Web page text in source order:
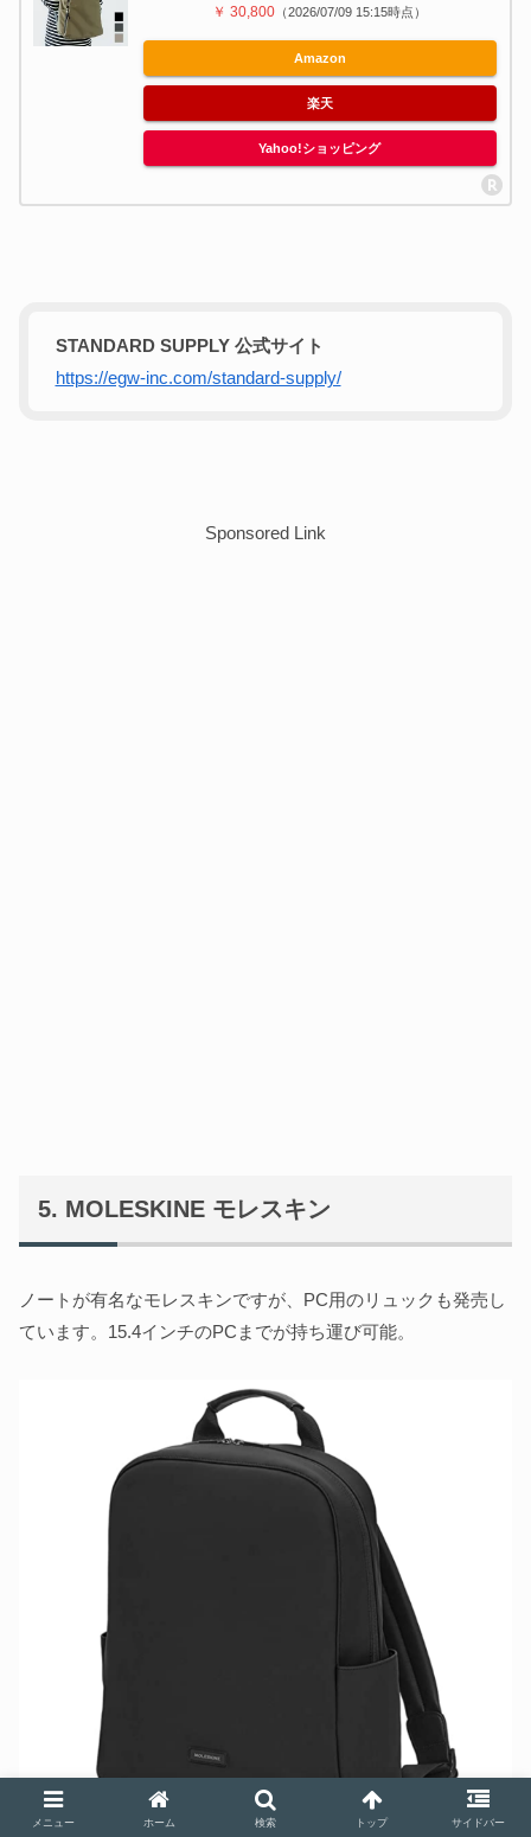
￥ 30,800 （2026/07/09 15:15時点）
Amazon
楽天
Yahoo!ショッピング
STANDARD SUPPLY 公式サイト
https://egw-inc.com/standard-supply/
Sponsored Link
MOLESKINE モレスキン
ノートが有名なモレスキンですが、PC用のリュックも発売し
ています。15.4インチのPCまでが持ち運び可能。
メニュー ホーム 検索 トップ サイドバー